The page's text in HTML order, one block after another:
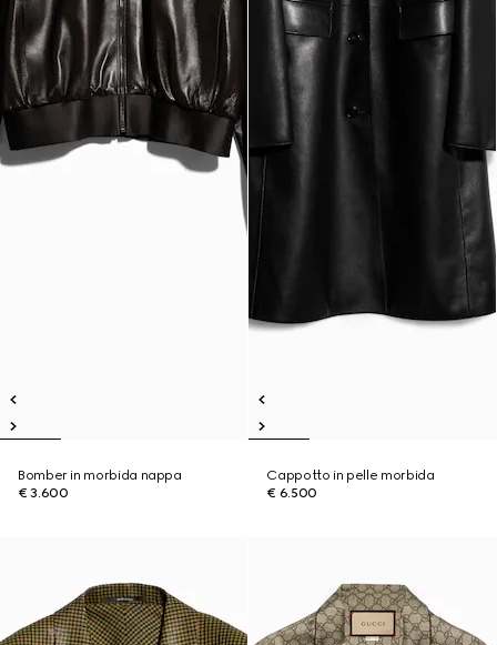
Bomber in morbida nappa
€ 3.600
Cappotto in pelle morbida
€ 6.500